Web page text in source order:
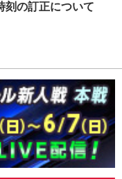
刻の訂正について